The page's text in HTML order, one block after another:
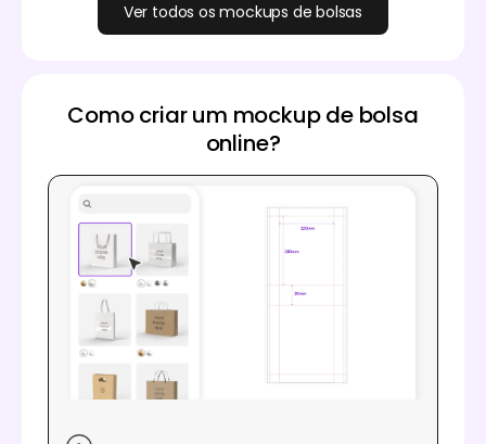
Ver todos os mockups de bolsas
Como criar um mockup de bolsa
online?